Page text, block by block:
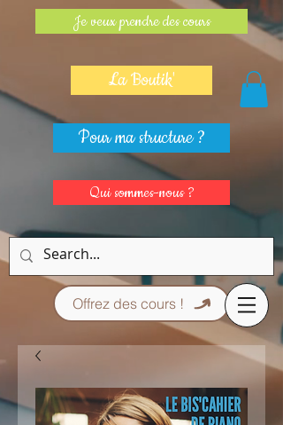
Je veux prendre des cours
La Boutik'
Pour ma structure ?
Qui sommes-nous ?
Offrez des cours !